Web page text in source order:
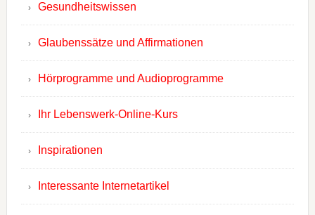
Gesundheitswissen
Glaubenssätze und Affirmationen
Hörprogramme und Audioprogramme
Ihr Lebenswerk-Online-Kurs
Inspirationen
Interessante Internetartikel